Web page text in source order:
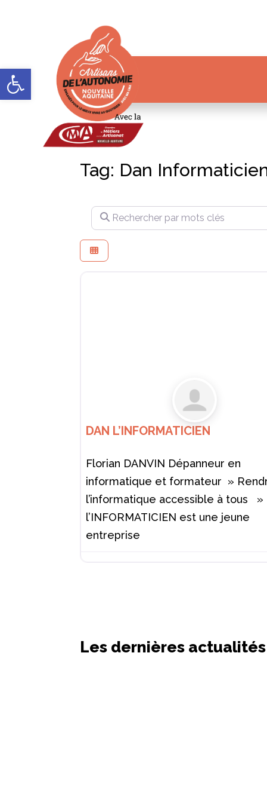
Tag: Dan
Rechercher par mots clés
DAN L’INFORMATICIEN
Florian DANVIN Dépanneur en
informatique et formateur »
l’informatique accessible à tous »
l’INFORMATICIEN est une jeune
entreprise
Les dernières actualités
Ouvrir la barre d’outils